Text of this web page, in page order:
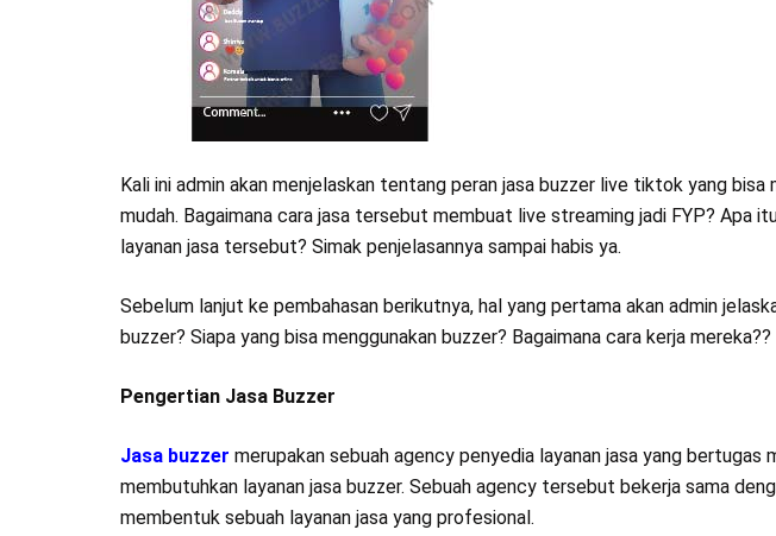
Kali ini admin akan menjelaskan tentang peran jasa buzzer live tiktok yang
mudah. Bagaimana cara jasa tersebut membuat live streaming jadi FYP? Apa
layanan jasa tersebut? Simak penjelasannya sampai habis ya.
Sebelum lanjut ke pembahasan berikutnya, hal yang pertama akan admin
buzzer? Siapa yang bisa menggunakan buzzer? Bagaimana cara kerja
Pengertian Jasa Buzzer
Jasa buzzer merupakan sebuah agency penyedia layanan jasa yang bertugas
membutuhkan layanan jasa buzzer. Sebuah agency tersebut bekerja sama
membentuk sebuah layanan jasa yang profesional.